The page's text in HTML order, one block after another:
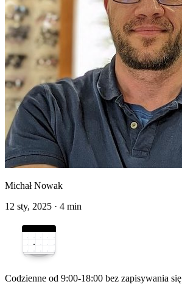
Michał Nowak
12 sty, 2025 · 4 min
Codzienne od 9:00-18:00 bez zapisywania się